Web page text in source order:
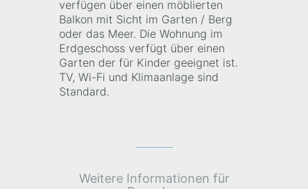
verfügen über einen möblierten
Balkon mit Sicht im Garten / Berg
oder das Meer. Die Wohnung im
Erdgeschoss verfügt über einen
Garten der für Kinder geeignet ist.
TV, Wi-Fi und Klimaanlage sind
Standard.
Weitere Informationen für